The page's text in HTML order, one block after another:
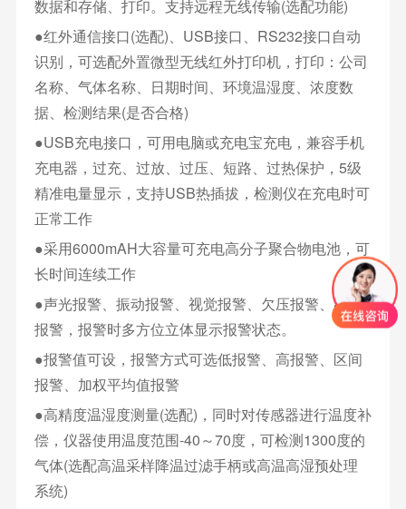
数据和存储、打印。支持远程无线传输(选配功能)
●红外通信接口(选配)、USB接口、RS232接口自动
识别，可选配外置微型无线红外打印机，打印：公司
名称、气体名称、日期时间、环境温湿度、浓度数
据、检测结果(是否合格)
●USB充电接口，可用电脑或充电宝充电，兼容手机
充电器，过充、过放、过压、短路、过热保护，5级
精准电量显示，支持USB热插拔，检测仪在充电时可
正常工作
●采用6000mAH大容量可充电高分子聚合物电池，可
长时间连续工作
●声光报警、振动报警、视觉报警、欠压报警、故障
报警，报警时多方位立体显示报警状态。
●报警值可设，报警方式可选低报警、高报警、区间
报警、加权平均值报警
●高精度温湿度测量(选配)，同时对传感器进行温度补
偿，仪器使用温度范围-40～70度，可检测1300度的
气体(选配高温采样降温过滤手柄或高温高湿预处理
系统)